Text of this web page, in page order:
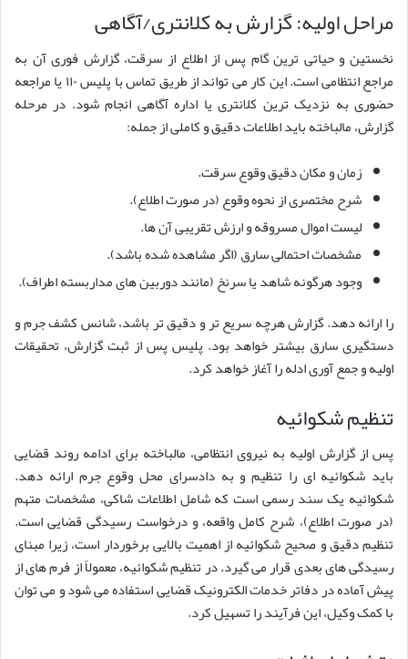
مراحل اولیه: گزارش به کلانتری/آگاهی
نخستین و حیاتی ترین گام پس از اطلاع از سرقت، گزارش فوری آن به
مراجع انتظامی است. این کار می تواند از طریق تماس با پلیس ۱۱۰ یا مراجعه
حضوری به نزدیک ترین کلانتری یا اداره آگاهی انجام شود. در مرحله
گزارش، مالباخته باید اطلاعات دقیق و کاملی از جمله:
زمان و مکان دقیق وقوع سرقت.
شرح مختصری از نحوه وقوع (در صورت اطلاع).
لیست اموال مسروقه و ارزش تقریبی آن ها.
مشخصات احتمالی سارق (اگر مشاهده شده باشد).
وجود هرگونه شاهد یا سرنخ (مانند دوربین های مداربسته اطراف).
را ارائه دهد. گزارش هرچه سریع تر و دقیق تر باشد، شانس کشف جرم و
دستگیری سارق بیشتر خواهد بود. پلیس پس از ثبت گزارش، تحقیقات
اولیه و جمع آوری ادله را آغاز خواهد کرد.
تنظیم شکوائیه
پس از گزارش اولیه به نیروی انتظامی، مالباخته برای ادامه روند قضایی
باید شکوائیه ای را تنظیم و به دادسرای محل وقوع جرم ارائه دهد.
شکوائیه یک سند رسمی است که شامل اطلاعات شاکی، مشخصات متهم
(در صورت اطلاع)، شرح کامل واقعه، و درخواست رسیدگی قضایی است.
تنظیم دقیق و صحیح شکوائیه از اهمیت بالایی برخوردار است، زیرا مبنای
رسیدگی های بعدی قرار می گیرد. در تنظیم شکوائیه، معمولاً از فرم های از
پیش آماده در دفاتر خدمات الکترونیک قضایی استفاده می شود و می توان
با کمک وکیل، این فرآیند را تسهیل کرد.